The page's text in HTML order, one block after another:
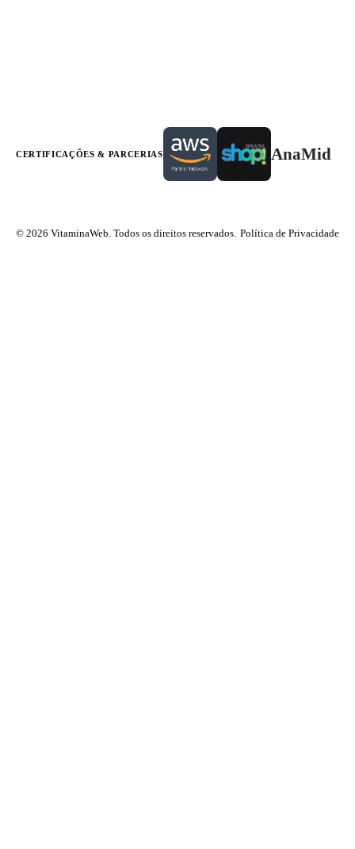
CERTIFICAÇÕES & PARCERIAS AnaMid
© 2026 VitaminaWeb. Todos os direitos reservados. Política de Privacidade